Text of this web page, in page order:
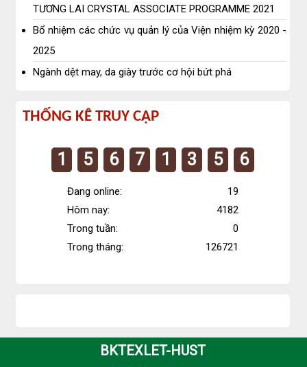
TƯƠNG LAI CRYSTAL ASSOCIATE PROGRAMME 2021
Bổ nhiệm các chức vụ quản lý của Viện nhiệm kỳ 2020 -
2025
Ngành dệt may, da giày trước cơ hội bứt phá
Thống
truy
THỐNG KÊ TRUY CẬP
1 5 6 7 1 3 5 6
Đang online:
19
Hôm nay:
4182
Trong tuần:
0
Trong tháng:
126721
BKTEXLET-HUST